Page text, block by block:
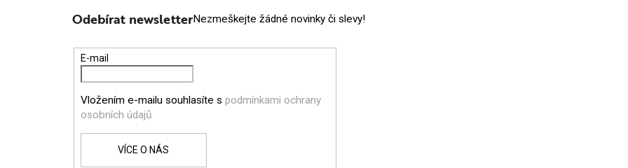
Odebírat newsletterNezmeškejte žádné novinky či slevy!
E-mail
Vložením e-mailu souhlasíte s podmínkami ochrany
osobních údajů